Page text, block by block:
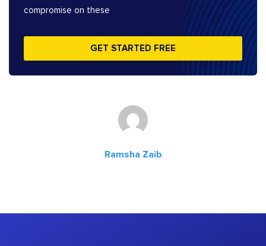
compromise on these
GET STARTED FREE
Ramsha Zaib